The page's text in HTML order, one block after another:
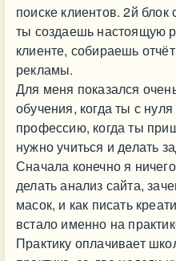
поиске клиентов. 2й
ты создаешь настоящую
клиенте, собираешь
рекламы.
Для меня показался
обучения, когда ты с
профессию, когда ты
нужно учиться и делать
Сначала конечно я
делать анализ сайта,
масок, и как писать
встало именно на
Практику оплачивает